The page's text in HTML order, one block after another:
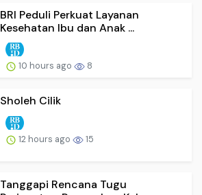
BRI Peduli Perkuat Layanan
Kesehatan Ibu dan Anak ...
10 hours ago 8
Sholeh Cilik
12 hours ago 15
Tanggapi Rencana Tugu